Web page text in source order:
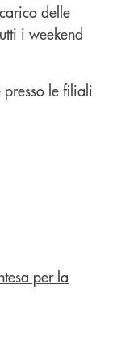
delle
i weekend
presso le filiali